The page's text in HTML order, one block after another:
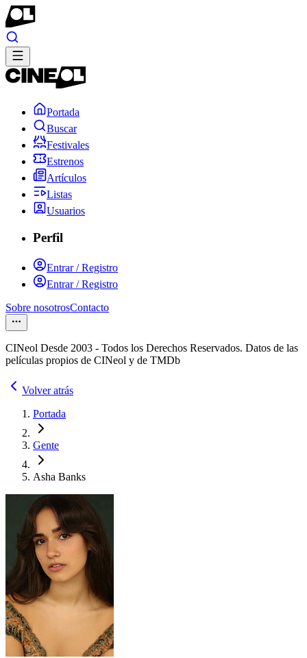
Portada
Buscar
Festivales
Estrenos
Artículos
Listas
Usuarios
Perfil
Entrar / Registro
Entrar / Registro
Sobre nosotrosContacto
CINeol Desde 2003 - Todos los Derechos Reservados. Datos de las
películas propios de CINeol y de TMDb
Volver atrás
Portada
Gente
Asha Banks